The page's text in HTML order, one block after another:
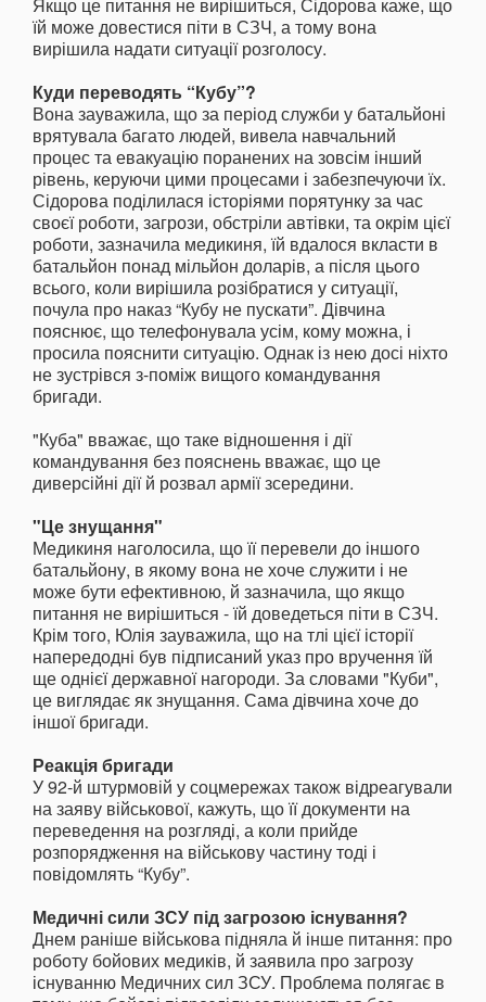
їй може довестися піти в СЗЧ, а тому вона
вирішила надати ситуації розголосу.
Куди переводять “Кубу”?
Вона зауважила, що за період служби у батальйоні
врятувала багато людей, вивела навчальний
процес та евакуацію поранених на зовсім інший
рівень, керуючи цими процесами і забезпечуючи їх.
Сідорова поділилася історіями порятунку за час
своєї роботи, загрози, обстріли автівки, та окрім цієї
роботи, зазначила медикиня, їй вдалося вкласти в
батальйон понад мільйон доларів, а після цього
всього, коли вирішила розібратися у ситуації,
почула про наказ “Кубу не пускати”. Дівчина
пояснює, що телефонувала усім, кому можна, і
просила пояснити ситуацію. Однак із нею досі ніхто
не зустрівся з-поміж вищого командування
бригади.
"Куба" вважає, що таке відношення і дії
командування без пояснень вважає, що це
диверсійні дії й розвал армії зсередини.
"Це знущання"
Медикиня наголосила, що її перевели до іншого
батальйону, в якому вона не хоче служити і не
може бути ефективною, й зазначила, що якщо
питання не вирішиться - їй доведеться піти в СЗЧ.
Крім того, Юлія зауважила, що на тлі цієї історії
напередодні був підписаний указ про вручення їй
ще однієї державної нагороди. За словами "Куби",
це виглядає як знущання. Сама дівчина хоче до
іншої бригади.
Реакція бригади
У 92-й штурмовій у соцмережах також відреагували
на заяву військової, кажуть, що її документи на
переведення на розгляді, а коли прийде
розпорядження на військову частину тоді і
повідомлять “Кубу”.
Медичні сили ЗСУ під загрозою існування?
Днем раніше військова підняла й інше питання: про
роботу бойових медиків, й заявила про загрозу
існуванню Медичних сил ЗСУ. Проблема полягає в